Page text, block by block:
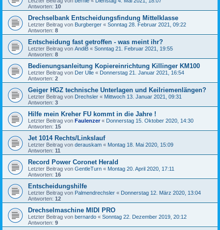
Antworten: 10
Drechselbank Entscheidungsfindung Mittelklasse
Letzter Beitrag von Burgberger « Sonntag 28. Februar 2021, 09:22
Antworten: 8
Entscheidung fast getroffen - was meint ihr?
Letzter Beitrag von AndiB « Sonntag 21. Februar 2021, 19:55
Antworten: 8
Bedienungsanleitung Kopiereinrichtung Killinger KM100
Letzter Beitrag von Der Ulle « Donnerstag 21. Januar 2021, 16:54
Antworten: 2
Geiger HGZ technische Unterlagen und Keilriemenlängen?
Letzter Beitrag von Drechsler « Mittwoch 13. Januar 2021, 09:31
Antworten: 3
Hilfe mein Kreher FU kommt in die Jahre !
Letzter Beitrag von Faulenzer« Donnerstag 15. Oktober 2020, 14:30
Antworten: 15
Jet 1014 Rechts/Linkslauf
Letzter Beitrag von derauskam « Montag 18. Mai 2020, 15:09
Antworten: 11
Record Power Coronet Herald
Letzter Beitrag von GentleTurn « Montag 20. April 2020, 17:11
Antworten: 16
Entscheidungshilfe
Letzter Beitrag von Palmendrechsler « Donnerstag 12. März 2020, 13:04
Antworten: 12
Drechselmaschine MIDI PRO
Letzter Beitrag von bernardo « Sonntag 22. Dezember 2019, 20:12
Antworten: 9